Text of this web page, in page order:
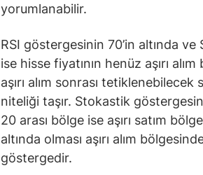
yorumlanabilir.
RSI göstergesinin 70’in altında ve
ise hisse fiyatının henüz aşırı
aşırı alım sonrası
niteliği taşır. Stokastik
20 arası bölge ise aşırı satım
altında olması aşırı alım
göstergedir.